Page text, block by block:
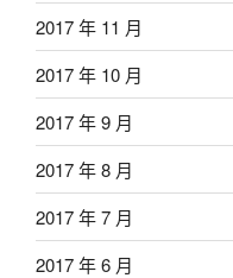
2017 年 11 月
2017 年 10 月
2017 年 9 月
2017 年 8 月
2017 年 7 月
2017 年 6 月